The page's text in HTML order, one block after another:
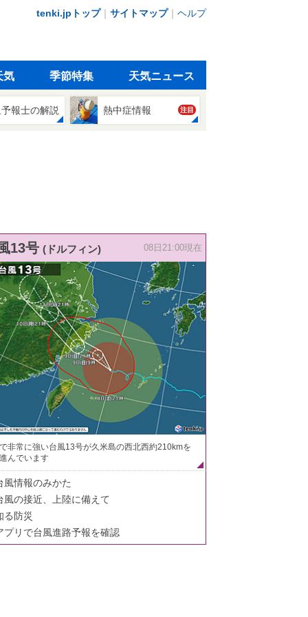
tenki.jpトップ｜ サイトマップ｜ ヘルプ
気 季節特集 天気ニュース
報士の解説 熱中症情報 注目
13号 (ドルフィン) 08日21:00現在
非常に強い台風13号が久米島の西北西約210kmを
んでいます
風情報のみかた
風の接近、上陸に備えて
る防災
プリで台風進路予報を確認